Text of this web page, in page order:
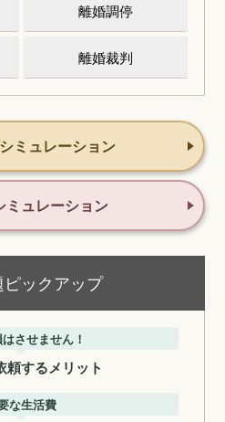
離婚調停
離婚裁判
ミュレーション
ミュレーション
ックアップ
させません！
頼するメリット
な生活費